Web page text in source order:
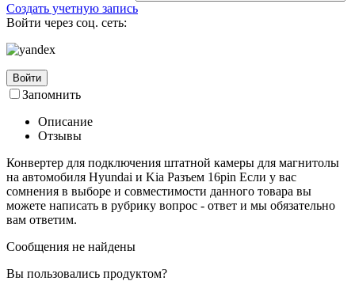
Создать учетную запись
Войти через соц. сеть:
Войти
Запомнить
Описание
Отзывы
Конвертер для подключения штатной камеры для магнитолы
на автомобиля Hyundai и Kia Разъем 16pin Если у вас
сомнения в выборе и совместимости данного товара вы
можете написать в рубрику вопрос - ответ и мы обязательно
вам ответим.
Сообщения не найдены
Вы пользовались продуктом?